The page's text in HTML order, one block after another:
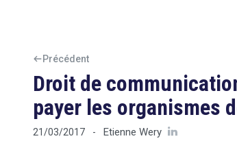
Précédent
Droit de
payer les organismes
21/03/2017 - Etienne Wery